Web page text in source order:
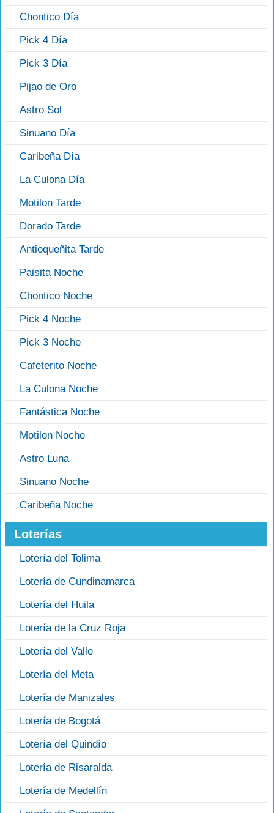
Chontico Día
Pick 4 Día
Pick 3 Día
Pijao de Oro
Astro Sol
Sinuano Día
Caribeña Día
La Culona Día
Motilon Tarde
Dorado Tarde
Antioqueñita Tarde
Paisita Noche
Chontico Noche
Pick 4 Noche
Pick 3 Noche
Cafeterito Noche
La Culona Noche
Fantástica Noche
Motilon Noche
Astro Luna
Sinuano Noche
Caribeña Noche
Loterías
Lotería del Tolima
Lotería de Cundinamarca
Lotería del Huila
Lotería de la Cruz Roja
Lotería del Valle
Lotería del Meta
Lotería de Manizales
Lotería de Bogotá
Lotería del Quindío
Lotería de Risaralda
Lotería de Medellín